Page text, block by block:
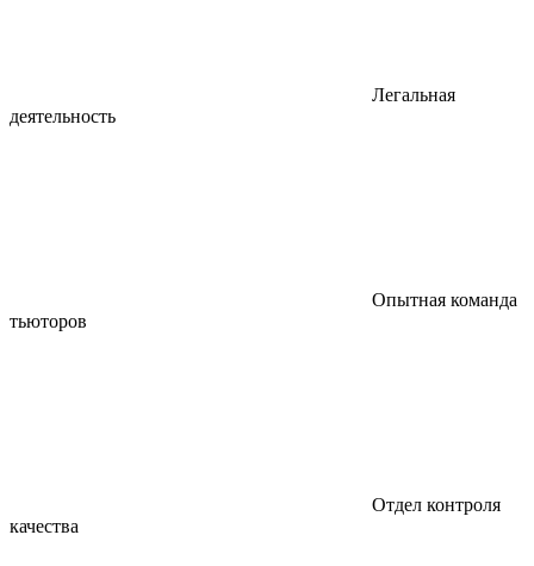
Легальная
деятельность
Опытная команда
тьюторов
Отдел контроля
качества